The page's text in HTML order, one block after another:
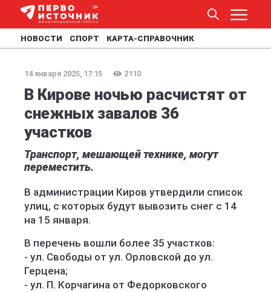
НОВОСТИ СПОРТ КАРТА-СПРАВОЧНИК
14 января 2025, 17:15 2110
В Кирове ночью расчистят от
снежных завалов 36
участков
Транспорт, мешающей технике, могут
переместить.
В администрации Киров утвердили список
улиц, с которых будут вывозить снег с 14
на 15 января.
В перечень вошли более 35 участков:
- ул. Свободы от ул. Орловской до ул.
Герцена;
- ул. П. Корчагина от Федорковского